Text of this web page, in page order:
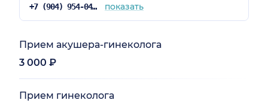
+7 (904) 954-04-78 показать
Прием акушера-гинеколога
3 000 ₽
Прием гинеколога